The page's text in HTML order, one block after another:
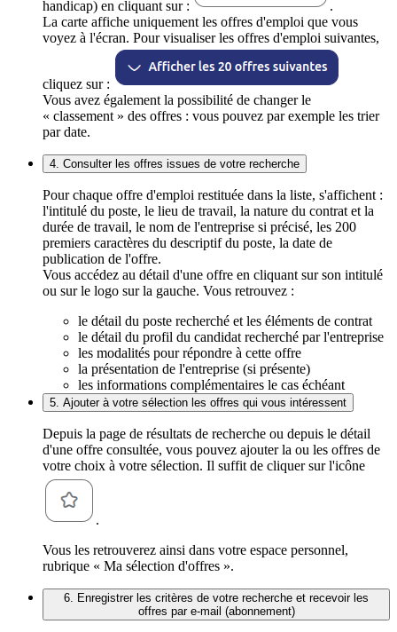
handicap) en cliquant sur :
.
La carte affiche uniquement les offres d'emploi que vous
voyez à l'écran. Pour visualiser les offres d'emploi suivantes,
cliquez sur :
Vous avez également la possibilité de changer le
« classement » des offres : vous pouvez par exemple les trier
par date.
4. Consulter les offres issues de votre recherche
Pour chaque offre d'emploi restituée dans la liste, s'affichent :
l'intitulé du poste, le lieu de travail, la nature du contrat et la
durée de travail, le nom de l'entreprise si précisé, les 200
premiers caractères du descriptif du poste, la date de
publication de l'offre.
Vous accédez au détail d'une offre en cliquant sur son intitulé
ou sur le logo sur la gauche. Vous retrouvez :
le détail du poste recherché et les éléments de contrat
le détail du profil du candidat recherché par l'entreprise
les modalités pour répondre à cette offre
la présentation de l'entreprise (si présente)
les informations complémentaires le cas échéant
5. Ajouter à votre sélection les offres qui vous intéressent
Depuis la page de résultats de recherche ou depuis le détail
d'une offre consultée, vous pouvez ajouter la ou les offres de
votre choix à votre sélection. Il suffit de cliquer sur l'icône
.
Vous les retrouverez ainsi dans votre espace personnel,
rubrique « Ma sélection d'offres ».
6. Enregistrer les critères de votre recherche et recevoir les
offres par e-mail (abonnement)